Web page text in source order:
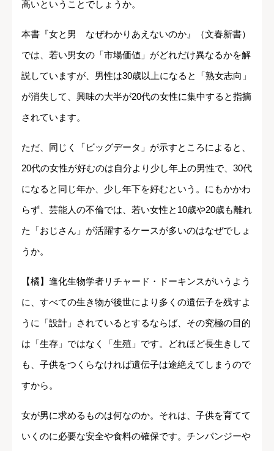
高いということでしょうか。
本書『女と男 なぜわかりあえないのか』（文春新書）
では、若い男女の「市場価値」がどれだけ異なるかを解
説していますが、男性は30歳以上になると「熟女志向」
が消失して、興味の大半が20代の女性に集中すると指摘
されています。
ただ、同じく「ビッグデータ」が示すところによると、
20代の女性が好むのは自分より少し年上の男性で、30代
になると同じ年か、少し年下を好むという。にもかかわ
らず、芸能人の不倫では、若い女性と10歳や20歳も離れ
た「おじさん」が活躍するケースが多いのはなぜでしょ
うか。
【橘】進化生物学者リチャード・ドーキンスがいうよう
に、すべての生き物が後世により多くの遺伝子を残すよ
うに「設計」されているとするならば、その究極の目的
は「生存」ではなく「生殖」です。どれほど長生きして
も、子供をつくらなければ遺伝子は途絶えてしまうので
すから。
女が男に求めるものは何なのか。それは、子供を育てて
いくのに必要な安全や食料の確保です。チンパンジーや